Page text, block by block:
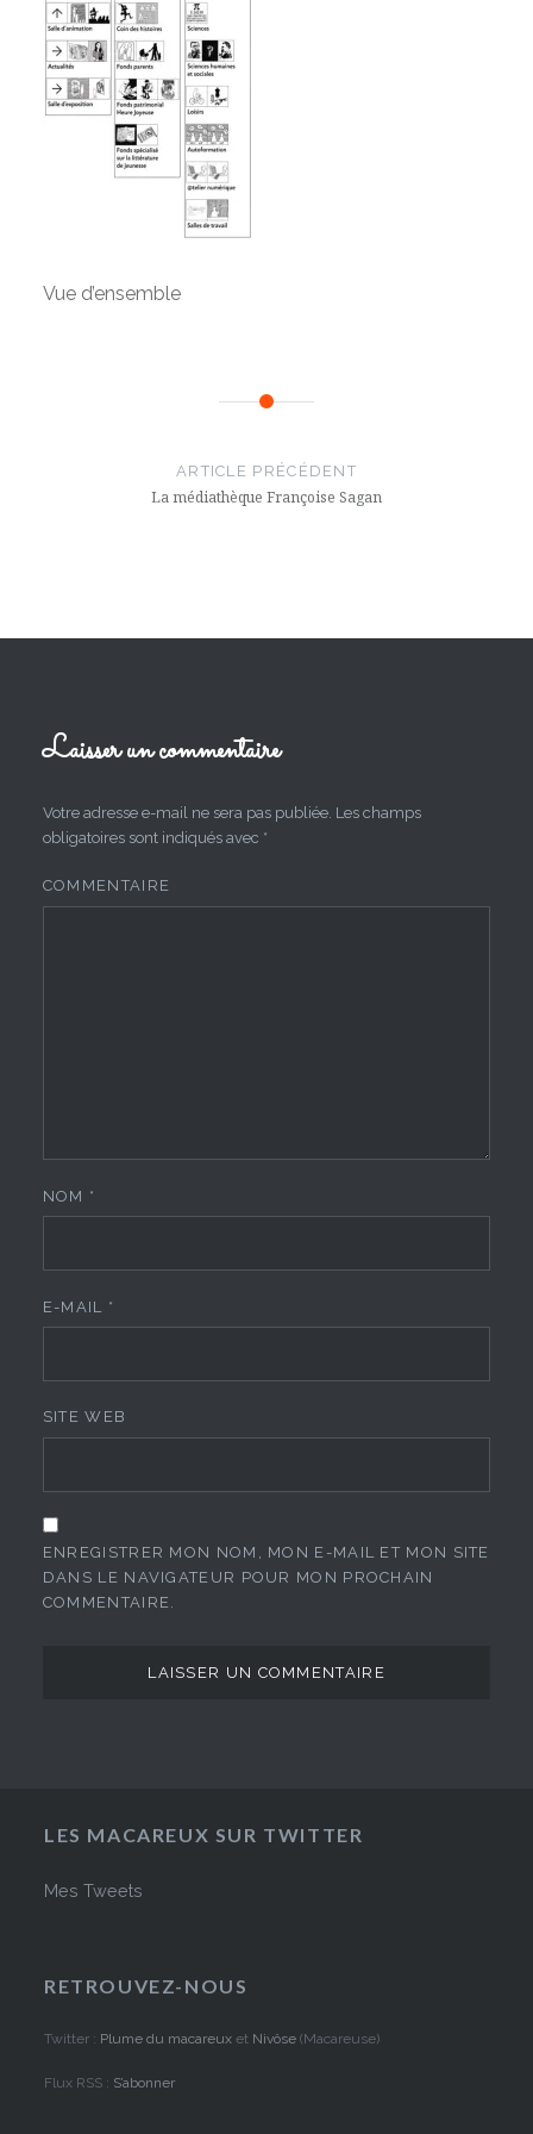
Vue d’ensemble
ARTICLE PRÉCÉDENT
La médiathèque Françoise Sagan
Laisser un commentaire
Votre adresse e-mail ne sera pas publiée. Les champs
obligatoires sont indiqués avec *
COMMENTAIRE
NOM *
E-MAIL *
SITE WEB
ENREGISTRER MON NOM, MON E-MAIL ET MON SITE
DANS LE NAVIGATEUR POUR MON PROCHAIN
COMMENTAIRE.
LES MACAREUX SUR TWITTER
Mes Tweets
RETROUVEZ-NOUS
Twitter : Plume du macareux et Nivôse(Macareuse)
Flux RSS : S’abonner